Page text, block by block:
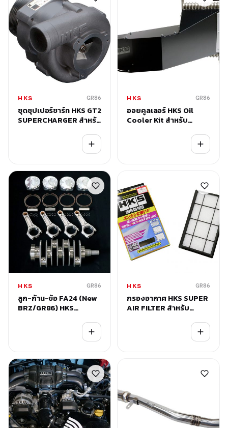
HKS GR86
ชุดซุปเปอร์ชาร์ท HKS GT2
SUPERCHARGER สำหรับ
HKS GR86
ออยคูลเลอร์ HKS Oil
Cooler Kit สำหรับ
HKS GR86
ลูก-ก้าน-ข้อ FA24 (New
BRZ/GR86) HKS
KIT 2.5L HIGH COMP
HKS GR86
กรองอากาศ HKS SUPER
AIR FILTER สำหรับ